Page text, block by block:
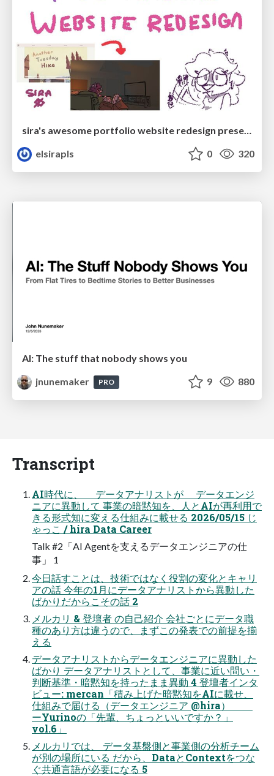
elsirapls
0 320
AI: The stuff that nobody shows you
jnunemaker
PRO 9 880
Transcript
AI時代に、 データアナリストが データエンジ
ニアに異動して 事業の暗黙知を、人とAIが再利用で
きる形式知に変える仕組みに載せる 2026/05/15 じ
ゃっこ / hira Data Career
Talk #2「AI Agentを支えるデータエンジニアの仕
事」 1
今日話すことは、技術ではなく役割の変化とキャリ
アの話 今年の1月にデータアナリストから異動した
ばかりだからこその話 2
メルカリ & 登壇者 の自己紹介 会社ごとにデータ職
種のあり方は違うので、まずこの発表での前提を揃
える
データアナリストからデータエンジニアに異動した
ばかり データアナリストとして、事業に近い問い・
判断基準・暗黙知を持ったまま異動 4 登壇者インタ
ビュー: mercan「積み上げた暗黙知をAIに載せ、
仕組みで届ける（データエンジニア @hira）
ーYurinoの「先輩、ちょっといいですか？」
vol.6」
メルカリでは、 データ基盤側と事業側の分析チーム
が別の場所にいる だから、DataとContextをつな
ぐ共通言語が必要になる 5